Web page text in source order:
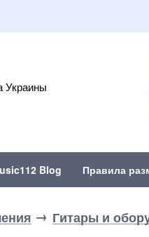
Украины
Blog Правила
Гитары и